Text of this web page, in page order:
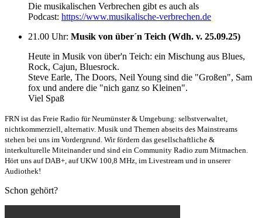
Die musikalischen Verbrechen gibt es auch als
Podcast: https://www.musikalische-verbrechen.de
21.00 Uhr: Musik von über´n Teich (Wdh. v. 25.09.25)
Heute in Musik von über'n Teich: ein Mischung aus Blues,
Rock, Cajun, Bluesrock.
Steve Earle, The Doors, Neil Young sind die "Großen", Sam
fox und andere die "nich ganz so Kleinen".
Viel Spaß
FRN ist das Freie Radio für Neumünster & Umgebung: selbstverwaltet,
nichtkommerziell, alternativ. Musik und Themen abseits des Mainstreams
stehen bei uns im Vordergrund. Wir fördern das gesellschaftliche &
interkulturelle Miteinander und sind ein Community Radio zum Mitmachen.
Hört uns auf DAB+, auf UKW 100,8 MHz, im Livestream und in unserer
Audiothek!
Schon gehört?